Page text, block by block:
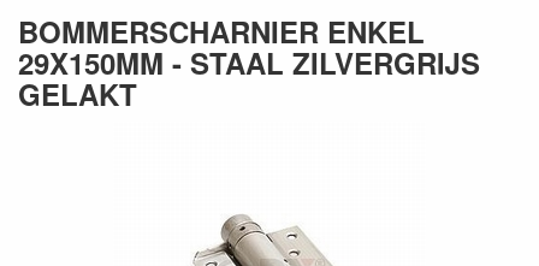
BOMMERSCHARNIER ENKEL
29X150MM - STAAL ZILVERGRIJS
GELAKT